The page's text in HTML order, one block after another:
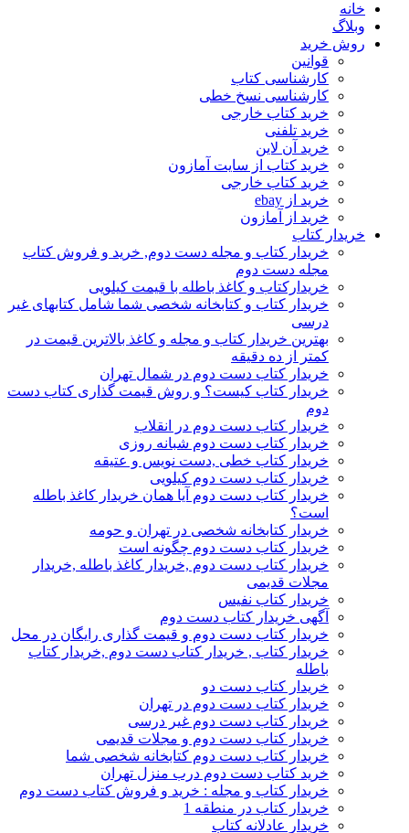
خانه
وبلاگ
روش خرید
قوانین
کارشناسی کتاب
کارشناسی نسخ خطی
خرید کتاب خارجی
خرید تلفنی
خرید آن لاین
خرید کتاب از سایت آمازون
خرید کتاب خارجی
خرید از ebay
خرید از آمازون
خریدار کتاب
خریدار کتاب و مجله دست دوم, خرید و فروش کتاب
مجله دست دوم
خریدارکتاب و کاغذ باطله با قیمت کیلویی
خریدار کتاب و کتابخانه شخصی شما شامل کتابهای غیر
درسی
بهترین خریدار کتاب و مجله و کاغذ بالاترین قیمت در
کمتر از ده دقیقه
خریدار کتاب دست دوم در شمال تهران
خریدار کتاب کیست؟ و روش قیمت گذاری کتاب دست
دوم
خریدار کتاب دست دوم در انقلاب
خریدار کتاب دست دوم شبانه روزی
خریدار کتاب خطی ,دست نویس و عتیقه
خریدار کتاب دست دوم کیلویی
خریدار کتاب دست دوم آیا همان خریدار کاغذ باطله
است؟
خریدار کتابخانه شخصی در تهران و حومه
خریدار کتاب دست دوم چگونه است
خریدار کتاب دست دوم ,خریدار کاغذ باطله ,خریدار
مجلات قدیمی
خریدار کتاب نفیس
آگهی خریدار کتاب دست دوم
خریدار کتاب دست دوم و قیمت گذاری رایگان در محل
خریدار کتاب , خریدار کتاب دست دوم ,خریدار کتاب
باطله
خریدار کتاب دست دو
خریدار کتاب دست دوم در تهران
خریدار کتاب دست دوم غیر درسی
خریدار کتاب دست دوم و مجلات قدیمی
خریدار کتاب دست دوم کتابخانه شخصی شما
خرید کتاب دست دوم درب منزل تهران
خریدار کتاب و مجله : خرید و فروش کتاب دست دوم
خریدار کتاب در منطقه 1
خریدار عادلانه کتاب